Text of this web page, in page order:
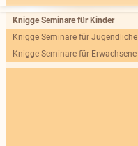
Knigge Seminare für Kinder
Knigge Seminare für Jugendliche
Knigge Seminare für Erwachsene